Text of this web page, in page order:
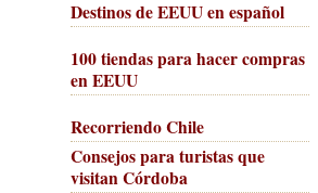
Destinos de EEUU en español
100 tiendas para hacer compras
en EEUU
Recorriendo Chile
Consejos para turistas que
visitan Córdoba